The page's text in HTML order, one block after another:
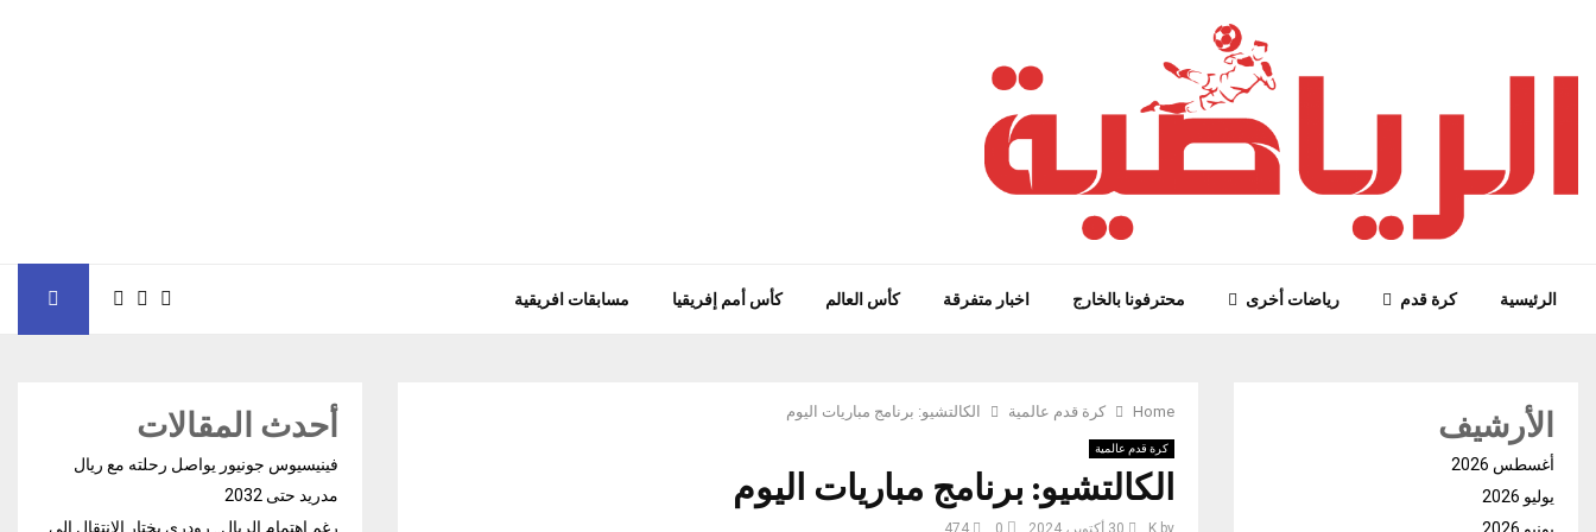
الرئيسية كرة قدم رياضات أخرى محترفونا بالخارج اخبار متفرقة كأس العالم كأس أمم إفريقيا مسابقات افريقية
Home كرة قدم عالمية الكالتشيو: برنامج مباريات اليوم
كرة قدم عالمية
الكالتشيو: برنامج مباريات اليوم
by
K 30 أكتوبر، 2024 0
474
الأرشيف
أغسطس 2026
يوليو 2026
يونيو 2026
أحدث المقالات
فينيسيوس جونيور يواصل رحلته مع ريال
مدريد حتى 2032
رغم إهتمام الريال.. رودري يختار الإنتقال إلى